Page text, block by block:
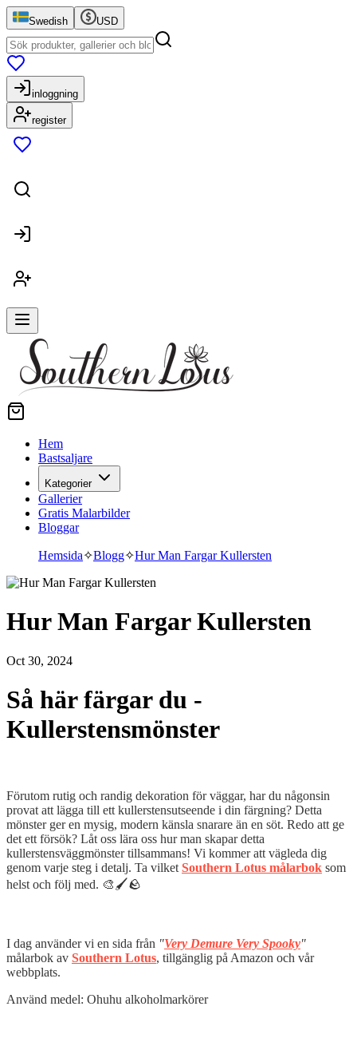
Swedish USD
inloggning
register
Hem
Bastsaljare
Kategorier
Gallerier
Gratis Malarbilder
Bloggar
Hemsida✧Blogg✧Hur Man Fargar Kullersten
Hur Man Fargar Kullersten
Oct 30, 2024
Så här färgar du -
Kullerstensmönster
Förutom rutig och randig dekoration för väggar, har du någonsin
provat att lägga till ett kullerstensutseende i din färgning? Detta
mönster ger en mysig, modern känsla snarare än en söt. Redo att ge
det ett försök? Låt oss lära oss hur man skapar detta
kullerstensväggmönster tillsammans! Vi kommer att vägleda dig
genom varje steg i detalj. Ta vilket Southern Lotus målarbok som
helst och följ med. 🎨🖌️🪨
I dag använder vi en sida från "Very Demure Very Spooky"
målarbok av Southern Lotus, tillgänglig på Amazon och vår
webbplats.
Använd medel: Ohuhu alkoholmarkörer